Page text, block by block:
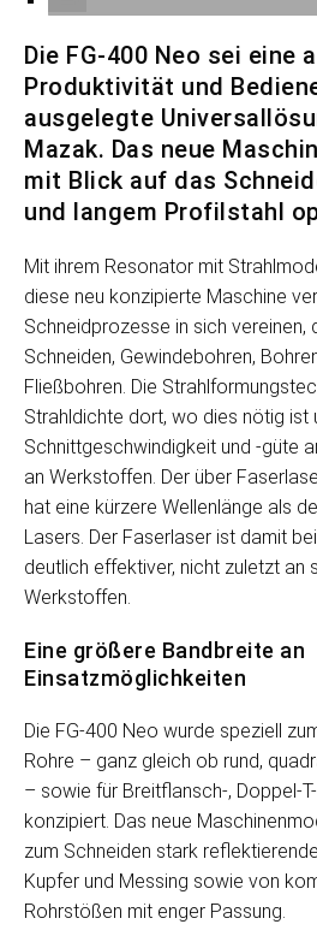
Die FG-400 Neo sei eine
Produktivität und
ausgelegte
Mazak. Das neue
mit Blick auf das
und langem Profilstahl
Mit ihrem Resonator mit
diese neu konzipierte Maschine
Schneidprozesse in sich vereinen,
Schneiden, Gewindebohren,
Fließbohren. Die
Strahldichte dort, wo dies nötig ist
Schnittgeschwindigkeit und -güte
an Werkstoffen. Der über
hat eine kürzere Wellenlänge als
Lasers. Der Faserlaser ist damit
deutlich effektiver, nicht zuletzt an
Werkstoffen.
Eine größere Bandbreite an
Einsatzmöglichkeiten
Die FG-400 Neo wurde speziell
Rohre – ganz gleich ob rund,
– sowie für Breitflansch-, Doppel-
konzipiert. Das neue
zum Schneiden stark
Kupfer und Messing sowie von
Rohrstößen mit enger Passung.